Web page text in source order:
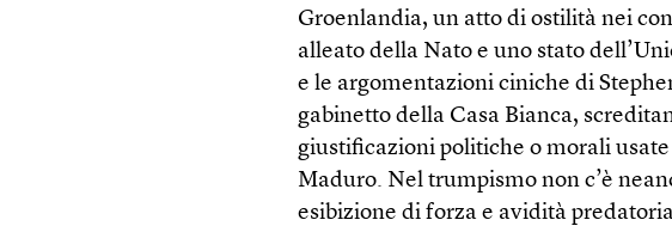
Groenlandia, un atto di ostilità nei
alleato della Nato e uno stato
e le argomentazioni ciniche di
gabinetto della Casa Bianca,
giustificazioni politiche o morali
Maduro. Nel trumpismo non c’è
esibizione di forza e avidità